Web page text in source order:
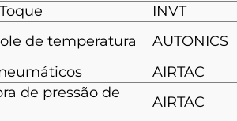
INVT
de temperatura
AUTONICS
AIRTAC
de pressão de
AIRTAC